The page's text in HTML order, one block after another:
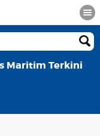
Maritim Terkini